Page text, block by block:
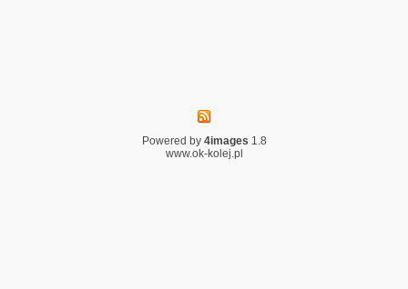
Powered by 4images 1.8
www.ok-kolej.pl